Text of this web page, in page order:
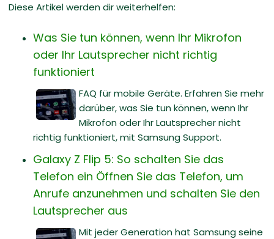
Diese Artikel werden dir weiterhelfen:
Was Sie tun können, wenn Ihr Mikrofon
oder Ihr Lautsprecher nicht richtig
funktioniert
FAQ für mobile Geräte. Erfahren Sie mehr
darüber, was Sie tun können, wenn Ihr
Mikrofon oder Ihr Lautsprecher nicht
richtig funktioniert, mit Samsung Support.
Galaxy Z Flip 5: So schalten Sie das
Telefon ein Öffnen Sie das Telefon, um
Anrufe anzunehmen und schalten Sie den
Lautsprecher aus
Mit jeder Generation hat Samsung seine